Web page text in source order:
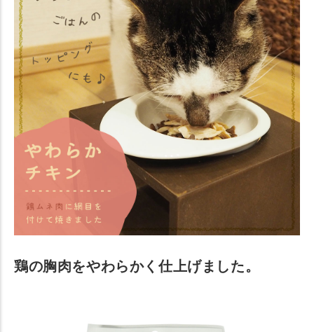
鶏の胸肉をやわらかく仕上げました。